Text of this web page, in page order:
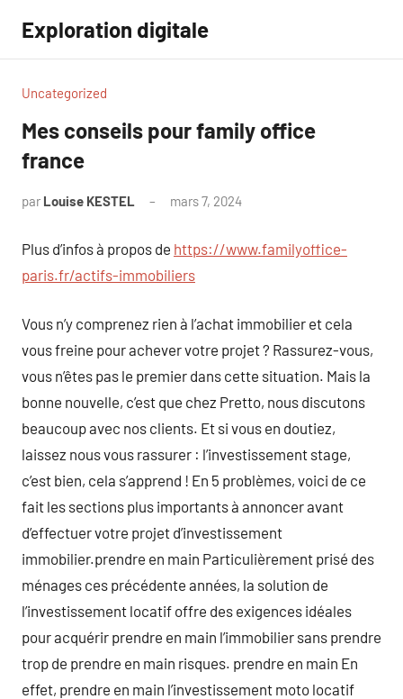
contenu
Exploration digitale
Uncategorized
Mes conseils pour family office
france
par Louise KESTEL mars 7, 2024
Plus d’infos à propos de https://www.familyoffice-
paris.fr/actifs-immobiliers
Vous n’y comprenez rien à l’achat immobilier et cela
vous freine pour achever votre projet ? Rassurez-vous,
vous n’êtes pas le premier dans cette situation. Mais la
bonne nouvelle, c’est que chez Pretto, nous discutons
beaucoup avec nos clients. Et si vous en doutiez,
laissez nous vous rassurer : l’investissement stage,
c’est bien, cela s’apprend ! En 5 problèmes, voici de ce
fait les sections plus importants à annoncer avant
d’effectuer votre projet d’investissement
immobilier.prendre en main Particulièrement prisé des
ménages ces précédente années, la solution de
l’investissement locatif offre des exigences idéales
pour acquérir prendre en main l’immobilier sans prendre
trop de prendre en main risques. prendre en main En
effet, prendre en main l’investissement moto locatif